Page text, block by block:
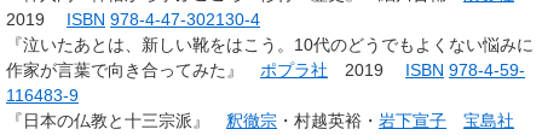
2019 ISBN 978-4-47-302130-4
『泣いたあとは、新しい靴をはこう。10代のどうでもよくない悩みに
作家が言葉で向き合ってみた』 ポプラ社 2019 ISBN 978-4-59-
116483-9
『日本の仏教と十三宗派』 釈徹宗 ・村越英裕・ 岩下宣子
宝島社